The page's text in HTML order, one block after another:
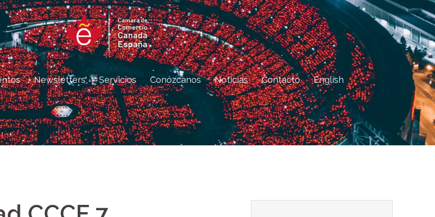
Newsletters Servicios Conózcanos Noticias Contacto English